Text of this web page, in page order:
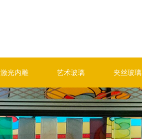
激光内雕 艺术玻璃 夹丝玻璃